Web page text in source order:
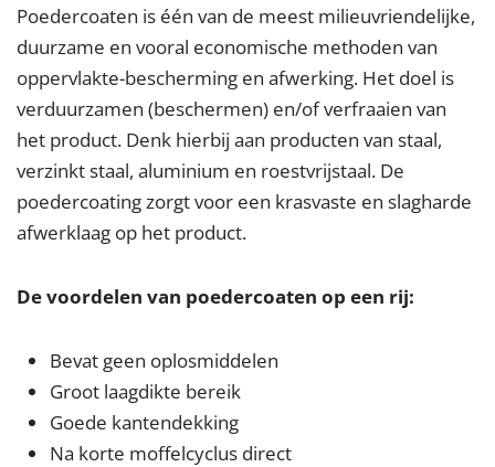
Poedercoaten is één van de meest milieuvriendelijke,
duurzame en vooral economische methoden van
oppervlakte-bescherming en afwerking. Het doel is
verduurzamen (beschermen) en/of verfraaien van
het product. Denk hierbij aan producten van staal,
verzinkt staal, aluminium en roestvrijstaal. De
poedercoating zorgt voor een krasvaste en slagharde
afwerklaag op het product.
De voordelen van poedercoaten op een rij:
Bevat geen oplosmiddelen
Groot laagdikte bereik
Goede kantendekking
Na korte moffelcyclus direct